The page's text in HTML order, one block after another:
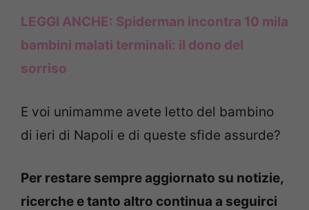
LEGGI ANCHE: Spiderman incontra 10 mila
bambini malati terminali: il dono del
sorriso
E voi unimamme avete letto del bambino
di ieri di Napoli e di queste sfide assurde?
Per restare sempre aggiornato su notizie,
ricerche e tanto altro continua a seguirci